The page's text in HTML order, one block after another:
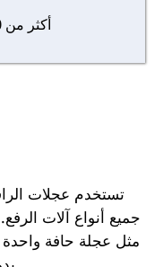
أكثر من 3000 حالة في مختلف الصناعات
تستخدم عجلات
جميع أنواع آلات
مثل عجلة حافة